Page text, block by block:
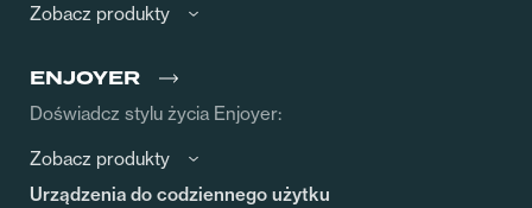
Zobacz produkty
ENJOYER
Doświadcz stylu życia Enjoyer:
Zobacz produkty
Urządzenia do codziennego użytku